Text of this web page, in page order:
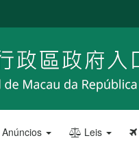
Anúncios Leis